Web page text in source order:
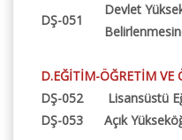
DŞ-051
Devlet
D.EĞİTİM-ÖĞRETİM VE
DŞ-052
Lisansüstü
DŞ-053
Açık